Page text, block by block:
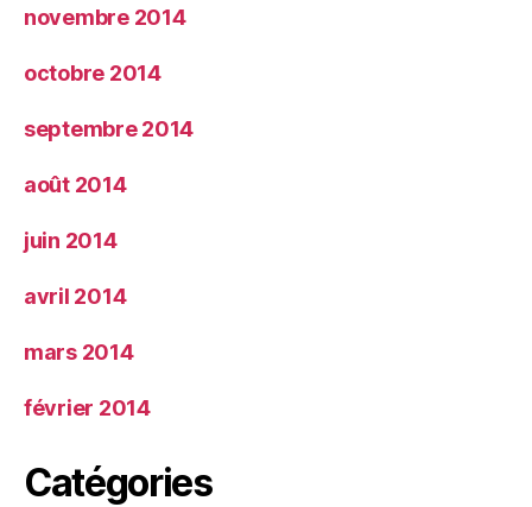
novembre 2014
octobre 2014
septembre 2014
août 2014
juin 2014
avril 2014
mars 2014
février 2014
Catégories